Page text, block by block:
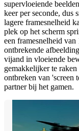
supervloeiende
keer per seconde, dus
lagere framesnelheid
plek op het scherm
een framesnelheid
ontbrekende
vijand in vloeiende
gemakkelijker te
ontbreken van 'screen
partner bij het gamen.